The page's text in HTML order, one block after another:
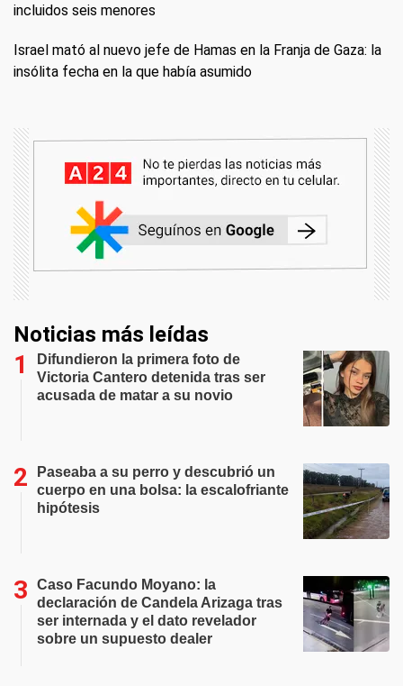
incluidos seis menores
Israel mató al nuevo jefe de Hamas en la Franja de Gaza: la
insólita fecha en la que había asumido
Noticias más leídas
Difundieron la primera foto de
Victoria Cantero detenida tras ser
acusada de matar a su novio
Paseaba a su perro y descubrió un
cuerpo en una bolsa: la escalofriante
hipótesis
Caso Facundo Moyano: la
declaración de Candela Arizaga tras
ser internada y el dato revelador
sobre un supuesto dealer